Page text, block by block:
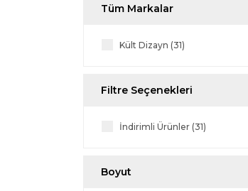
Tüm Markalar
Kült Dizayn (31)
Filtre Seçenekleri
İndirimli Ürünler (31)
Boyut